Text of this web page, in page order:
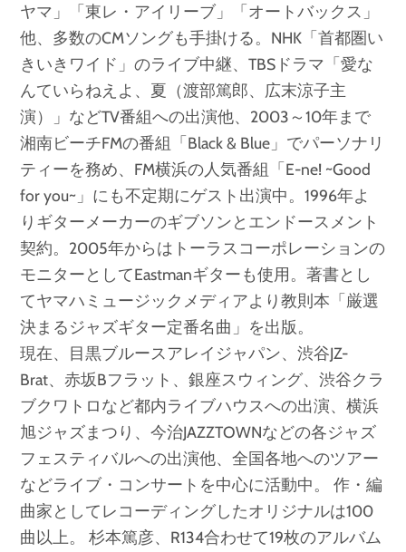
ヤマ」「東レ・アイリーブ」「オートバックス」
他、多数のCMソングも手掛ける。NHK「首都圏い
きいきワイド」のライブ中継、TBSドラマ「愛な
んていらねえよ、夏（渡部篤郎、広末涼子主
演）」などTV番組への出演他、2003～10年まで
湘南ビーチFMの番組「Black & Blue」でパーソナリ
ティーを務め、FM横浜の人気番組「E-ne! ~Good
for you~」にも不定期にゲスト出演中。1996年よ
りギターメーカーのギブソンとエンドースメント
契約。2005年からはトーラスコーポレーションの
モニターとしてEastmanギターも使用。著書とし
てヤマハミュージックメディアより教則本「厳選
決まるジャズギター定番名曲」を出版。
現在、目黒ブルースアレイジャパン、渋谷JZ-
Brat、赤坂Bフラット、銀座スウィング、渋谷クラ
ブクワトロなど都内ライブハウスへの出演、横浜
旭ジャズまつり、今治JAZZTOWNなどの各ジャズ
フェスティバルへの出演他、全国各地へのツアー
などライブ・コンサートを中心に活動中。 作・編
曲家としてレコーディングしたオリジナルは100
曲以上。 杉本篤彦、R134合わせて19枚のアルバム